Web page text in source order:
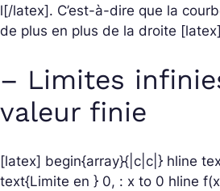
l[/latex]. C’est-à-dire que la
de plus en plus de la droite
– Limites
valeur finie
[latex] begin{array}{|c|c|} hline
text{Limite en } 0, : x to 0 hline